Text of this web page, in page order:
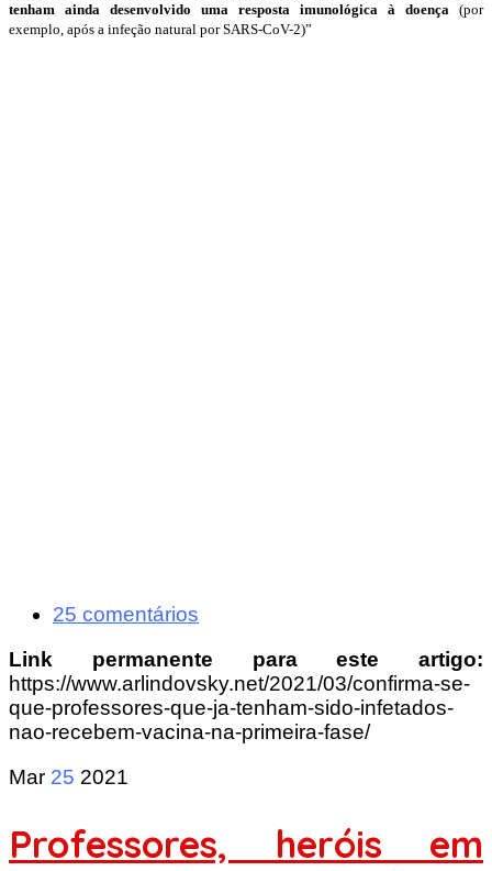
tenham ainda desenvolvido uma resposta imunológica à doença (por
exemplo, após a infeção natural por SARS-CoV-2)”
25 comentários
Link permanente para este artigo:
https://www.arlindovsky.net/2021/03/confirma-se-
que-professores-que-ja-tenham-sido-infetados-
nao-recebem-vacina-na-primeira-fase/
Mar 25 2021
Professores, heróis em